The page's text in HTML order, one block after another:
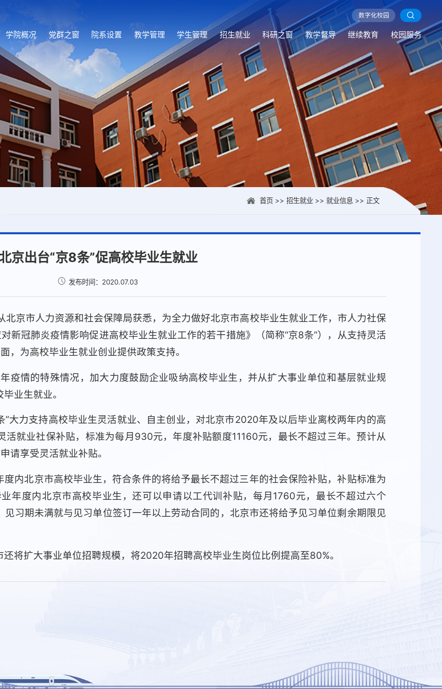
数字化校园
数字化校园
数字化校园
数字化校园
数字化校园
数字化校园
数字化校园
数字化校园
数字化校园
数字化校园
数字化校园
数字化校园
数字化校园
数字化校园
数字化校园
数字化校园
数字化校园
数字化校园
数字化校园
数字化校园
数字化校园
数字化校园
数字化校园
数字化校园
数字化校园
数字化校园
数字化校园
数字化校园
数字化校园
数字化校园
数字化校园
数字化校园
数字化校园
数字化校园
数字化校园
数字化校园
数字化校园
数字化校园
数字化校园
数字化校园
数字化校园
数字化校园
数字化校园
数字化校园
数字化校园
数字化校园
数字化校园
数字化校园
数字化校园
数字化校园